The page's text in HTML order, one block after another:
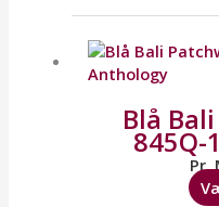
Blå
Pr.